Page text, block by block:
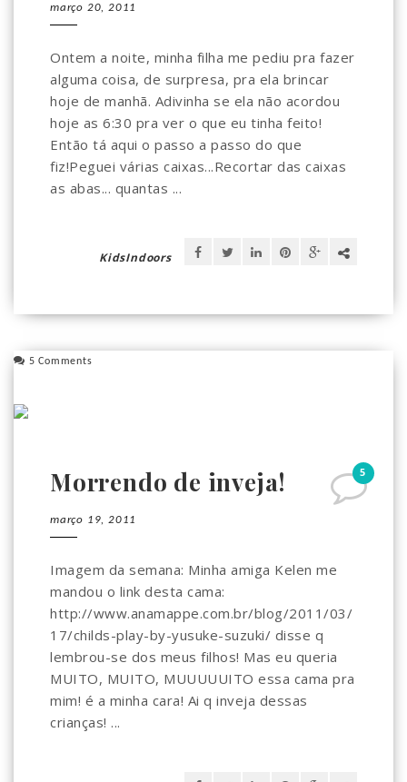
março 20, 2011
Ontem a noite, minha filha me pediu pra fazer
alguma coisa, de surpresa, pra ela brincar
hoje de manhã. Adivinha se ela não acordou
hoje as 6:30 pra ver o que eu tinha feito!
Então tá aqui o passo a passo do que
fiz!Peguei várias caixas...Recortar das caixas
as abas... quantas ...
KidsIndoors
5 Comments
5
Morrendo de inveja!
março 19, 2011
Imagem da semana: Minha amiga Kelen me
mandou o link desta cama:
http://www.anamappe.com.br/blog/2011/03/
17/childs-play-by-yusuke-suzuki/ disse q
lembrou-se dos meus filhos! Mas eu queria
MUITO, MUITO, MUUUUUITO essa cama pra
mim! é a minha cara! Ai q inveja dessas
crianças! ...